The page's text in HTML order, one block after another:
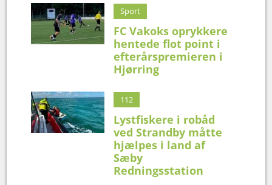
Sport
FC Vakoks oprykkere
hentede flot point i
efterårspremieren i
Hjørring
112
Lystfiskere i robåd
ved Strandby måtte
hjælpes i land af
Sæby
Redningsstation